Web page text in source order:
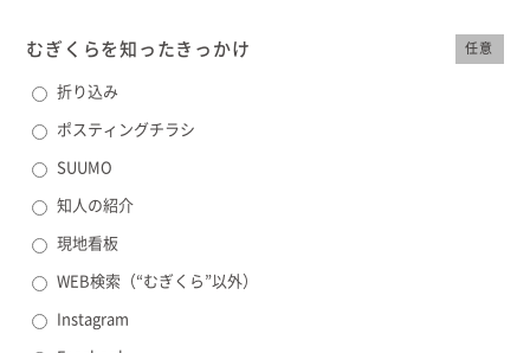
むぎくらを知ったきっかけ 任意
折り込み
ポスティングチラシ
SUUMO
知人の紹介
現地看板
WEB検索（“むぎくら”以外）
Instagram